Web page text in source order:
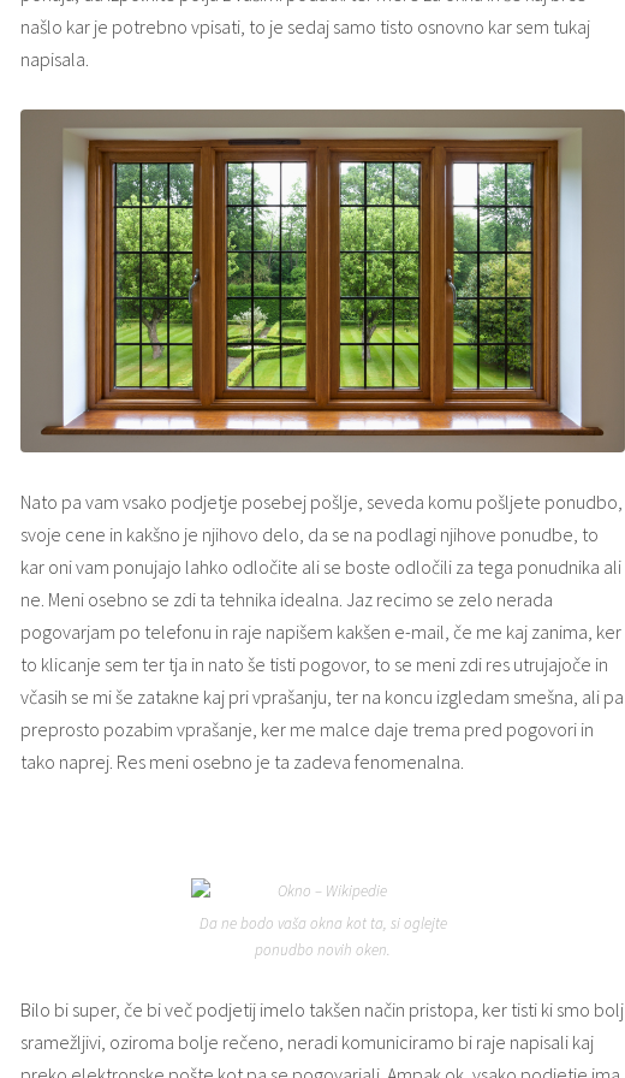
našlo kar je potrebno vpisati, to je sedaj samo tisto osnovno kar sem tukaj
napisala.
Nato pa vam vsako podjetje posebej pošlje, seveda komu pošljete ponudbo,
svoje cene in kakšno je njihovo delo, da se na podlagi njihove ponudbe, to
kar oni vam ponujajo lahko odločite ali se boste odločili za tega ponudnika ali
ne. Meni osebno se zdi ta tehnika idealna. Jaz recimo se zelo nerada
pogovarjam po telefonu in raje napišem kakšen e-mail, če me kaj zanima, ker
to klicanje sem ter tja in nato še tisti pogovor, to se meni zdi res utrujajoče in
včasih se mi še zatakne kaj pri vprašanju, ter na koncu izgledam smešna, ali pa
preprosto pozabim vprašanje, ker me malce daje trema pred pogovori in
tako naprej. Res meni osebno je ta zadeva fenomenalna.
Da ne bodo vaša okna kot ta, si oglejte
ponudbo novih oken.
Bilo bi super, če bi več podjetij imelo takšen način pristopa, ker tisti ki smo bolj
sramežljivi, oziroma bolje rečeno, neradi komuniciramo bi raje napisali kaj